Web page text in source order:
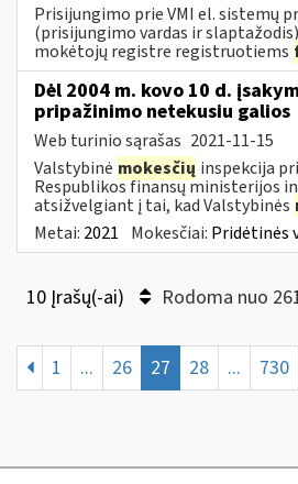
Prisijungimo prie VMI el. sistemų
(prisijungimo vardas ir
mokėtojų registre registruotiems
Dėl 2004 m. kovo 10 d.
pripažinimo netekusiu galios
Web turinio sąrašas 2021-11-15
Valstybinė mokesčių inspekcija
Respublikos finansų ministerijos
atsižvelgiant į tai, kad Valstybinės
Metai: 2021 Mokesčiai: Pridėtinės
10 Įrašų(-ai) Rodoma nuo
1 ... 26 27 28 ... 730